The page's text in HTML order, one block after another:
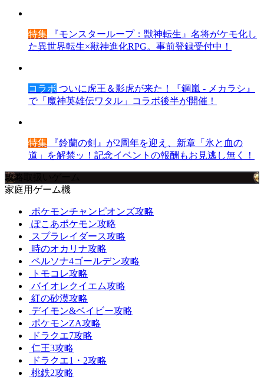
特集 『モンスターループ：獣神転生』名将がケモ化し
た異世界転生×獣神進化RPG。事前登録受付中！
コラボ ついに虎王＆影虎が来た！『鋼嵐 - メカラシ』
で「魔神英雄伝ワタル」コラボ後半が開催！
特集 『鈴蘭の剣』が2周年を迎え、新章「氷と血の
道」を解禁ッ！記念イベントの報酬もお見逃し無く！
攻略取扱いゲーム
家庭用ゲーム機
ポケモンチャンピオンズ攻略
ぽこあポケモン攻略
スプラレイダース攻略
時のオカリナ攻略
ペルソナ4ゴールデン攻略
トモコレ攻略
バイオレクイエム攻略
紅の砂漠攻略
デイモン&ベイビー攻略
ポケモンZA攻略
ドラクエ7攻略
仁王3攻略
ドラクエ1・2攻略
桃鉄2攻略